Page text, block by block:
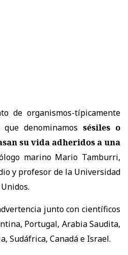
de organismos-típicamente
denominamos sésiles o
su vida adheridos a una
marino Mario Tamburri,
y profesor de la Universidad
junto con científicos
Portugal, Arabia Saudita,
Sudáfrica, Canadá e Israel.